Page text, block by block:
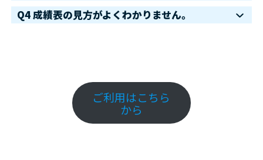
Q4 成績表の見方がよくわかりません。
ご利用はこちら
から